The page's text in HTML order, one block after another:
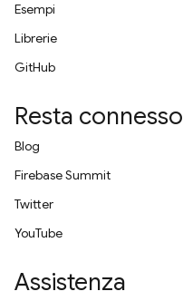
Esempi
Librerie
GitHub
Resta connesso
Blog
Firebase Summit
Twitter
YouTube
Assistenza